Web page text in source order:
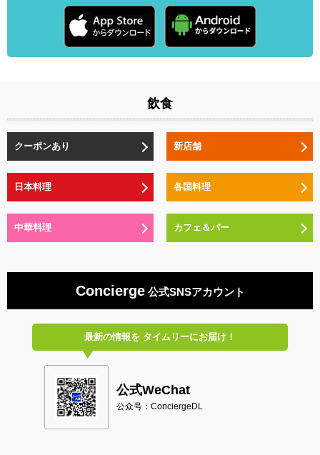
飲食
クーポンあり 新店舗
日本料理 各国料理
中華料理 カフェ＆バー
Concierge公式SNSアカウント
最新の情報をタイムリーにお届け！
公式WeChat
公众号：ConciergeDL